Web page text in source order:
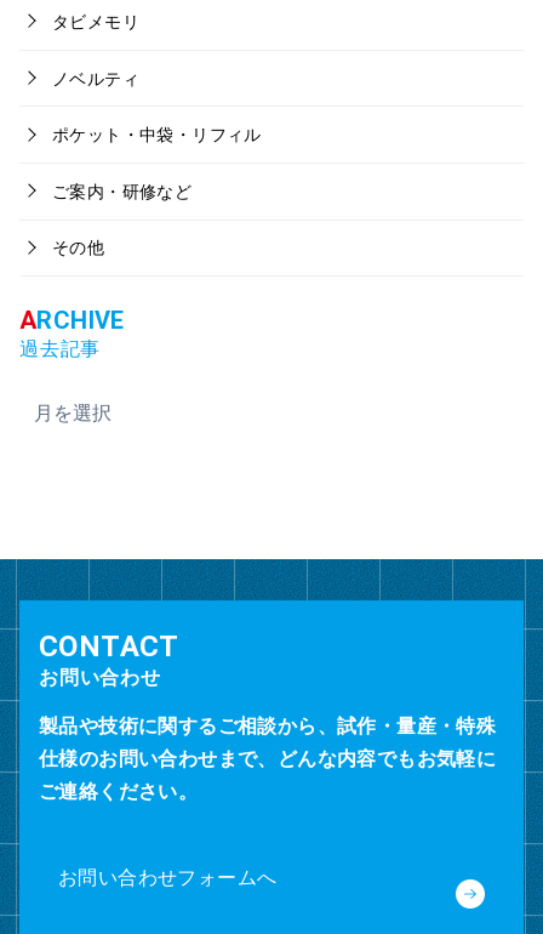
タビメモリ
ノベルティ
ポケット・中袋・リフィル
ご案内・研修など
その他
過去記事
ー
お問い合わせ
製品や技術に関するご相談から、試作・量産・特殊
仕様のお問い合わせまで、どんな内容でもお気軽に
ご連絡ください。
お問い合わせフォームへ